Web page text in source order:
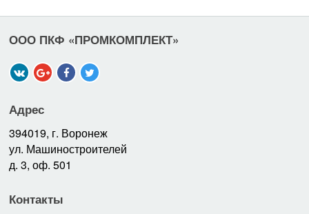
ООО ПКФ «ПРОМКОМПЛЕКТ»
Адрес
394019, г. Воронеж
ул. Машиностроителей
д. 3, оф. 501
Контакты